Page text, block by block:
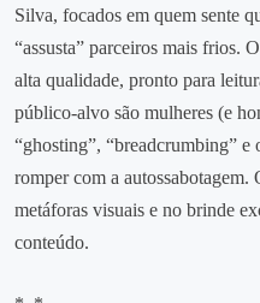
Silva, focados em quem sente
“assusta” parceiros mais frios.
alta qualidade, pronto para
público‑alvo são mulheres (e
“ghosting”, “breadcrumbing” e
romper com a autossabotagem.
metáforas visuais e no brinde
conteúdo.